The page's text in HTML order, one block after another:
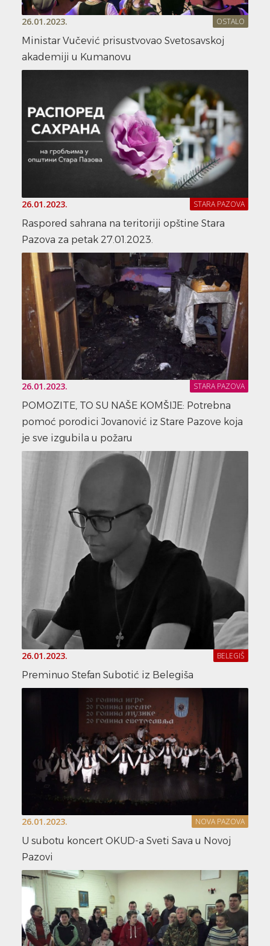
26.01.2023. OSTALO
Ministar Vučević prisustvovao Svetosavskoj
akademiji u Kumanovu
26.01.2023. STARA PAZOVA
Raspored sahrana na teritoriji opštine Stara
Pazova za petak 27.01.2023.
26.01.2023. STARA PAZOVA
POMOZITE, TO SU NAŠE KOMŠIJE: Potrebna
pomoć porodici Jovanović iz Stare Pazove koja
je sve izgubila u požaru
26.01.2023. BELEGIŠ
Preminuo Stefan Subotić iz Belegiša
26.01.2023. NOVA PAZOVA
U subotu koncert OKUD-a Sveti Sava u Novoj
Pazovi